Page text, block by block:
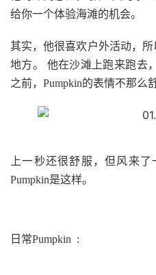
给你一个体验海滩的机会。
其实，他很喜欢户外活动，
地方。 他在沙滩上跑来跑去
之前，Pumpkin的表情不那么
上一秒还很舒服，但风来
Pumpkin是这样。
日常Pumpkin :